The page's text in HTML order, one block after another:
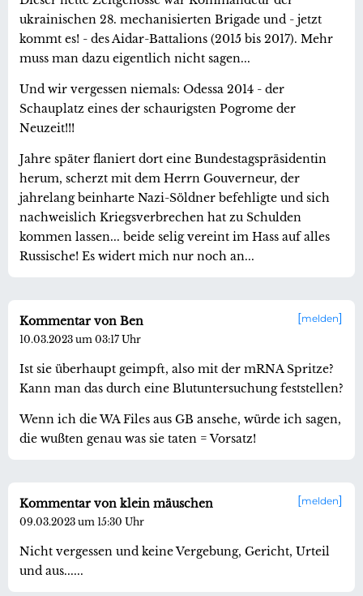
ukrainischen 28. mechanisierten Brigade und - jetzt
kommt es! - des Aidar-Battalions (2015 bis 2017). Mehr
muss man dazu eigentlich nicht sagen...
Und wir vergessen niemals: Odessa 2014 - der
Schauplatz eines der schaurigsten Pogrome der
Neuzeit!!!
Jahre später flaniert dort eine Bundestagspräsidentin
herum, scherzt mit dem Herrn Gouverneur, der
jahrelang beinharte Nazi-Söldner befehligte und sich
nachweislich Kriegsverbrechen hat zu Schulden
kommen lassen... beide selig vereint im Hass auf alles
Russische! Es widert mich nur noch an...
melden
Kommentar von Ben
10.03.2023 um 03:17 Uhr
Ist sie überhaupt geimpft, also mit der mRNA Spritze?
Kann man das durch eine Blutuntersuchung feststellen?
Wenn ich die WA Files aus GB ansehe, würde ich sagen,
die wußten genau was sie taten = Vorsatz!
melden
Kommentar von klein mäuschen
09.03.2023 um 15:30 Uhr
Nicht vergessen und keine Vergebung, Gericht, Urteil
und aus......